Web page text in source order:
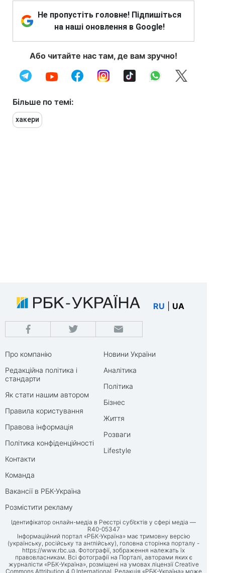
Не пропустіть головне! Підпишіться
на наші оновлення в Google!
Або читайте нас там, де вам зручно!
Більше по темі:
хакери
RU UA
Про компанію
Редакційна політика і
стандарти
Як стати нашим автором
Правила користування
Правова інформація
Політика конфіденційності
Контакти
Команда
Вакансії в РБК-Україна
Розмістити рекламу
Новини України
Аналітика
Політика
Бізнес
Життя
Розваги
Lifestyle
Ідентифікатор онлайн-медіа в Реєстрі суб’єктів у сфері медіа —
R40-05347
Інформаційний портал «РБК-Україна» має тримовну версію
(українську, російську та англійську), головна сторінка порталу -
https://www.rbc.ua. Фотографії, зображення належать їх
правовласникам. Всі фотографії на Порталі, авторами яких є
журналісти «РБК-Україна», розміщені на умовах ліцензії Creative
Commons Attribution 4.0 International. Редакція «РБК-Україна» може